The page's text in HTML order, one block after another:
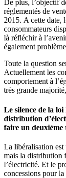
De plus, l’objectif
réglementés de
2015. A cette date,
consommateurs
là réfléchir à
également
Toute la question
Actuellement les
comportement à
très grande
Le silence de la
distribution
faire un deuxième
La libéralisation est
mais la distribution
l’électricité. Et le
concessions pour